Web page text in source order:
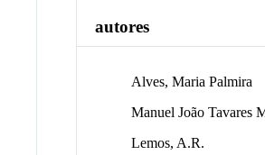
autores
Alves, Maria Palmira
Manuel João Tavares
Lemos, A.R.